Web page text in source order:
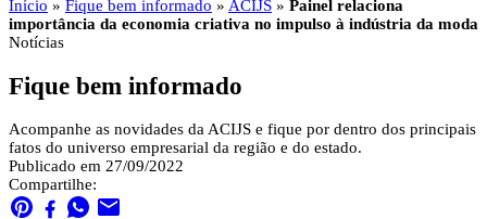
Início » Fique bem informado » ACIJS » Painel relaciona
importância da economia criativa no impulso à indústria da moda
Notícias
Fique bem informado
Acompanhe as novidades da ACIJS e fique por dentro dos principais
fatos do universo empresarial da região e do estado.
Publicado em 27/09/2022
Compartilhe: